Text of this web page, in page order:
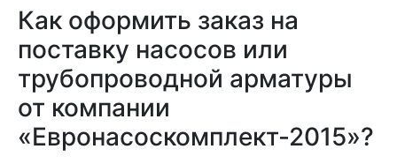
Как оформить заказ на
поставку насосов или
трубопроводной арматуры
от компании
«Евронасоскомплект-2015»?